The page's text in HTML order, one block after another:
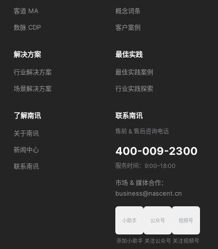
客道 MA
数脉 CDP
概念词条
客户案例
解决方案
行业解决方案
场景解决方案
最佳实践
最佳实践案例
行业实践探索
了解南讯
关于南讯
新闻中心
联系南讯
联系南讯
售前 & 售后咨询电话
400-009-2300
服务时间：9:00–18:00
市场 & 媒体合作：
business@nascent.cn
小助手
添加小助手
公众号
关注公众号
视频号
关注视频号